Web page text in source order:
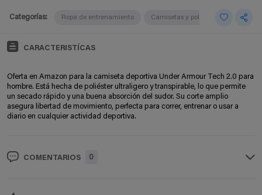
Categorías: Ropa de entrenamiento Camisetas y polos hombre
CARACTERISTÍCAS
Oferta en Amazon para la camiseta deportiva Under Armour Tech 2.0 para
hombre. Está hecha de poliéster ultraligero y transpirable, lo que permite
un secado rápido y una buena absorción del sudor. Su corte amplio
asegura libertad de movimiento, perfecta para correr, entrenar o usar a
diario en cualquier actividad deportiva.
COMENTARIOS 0